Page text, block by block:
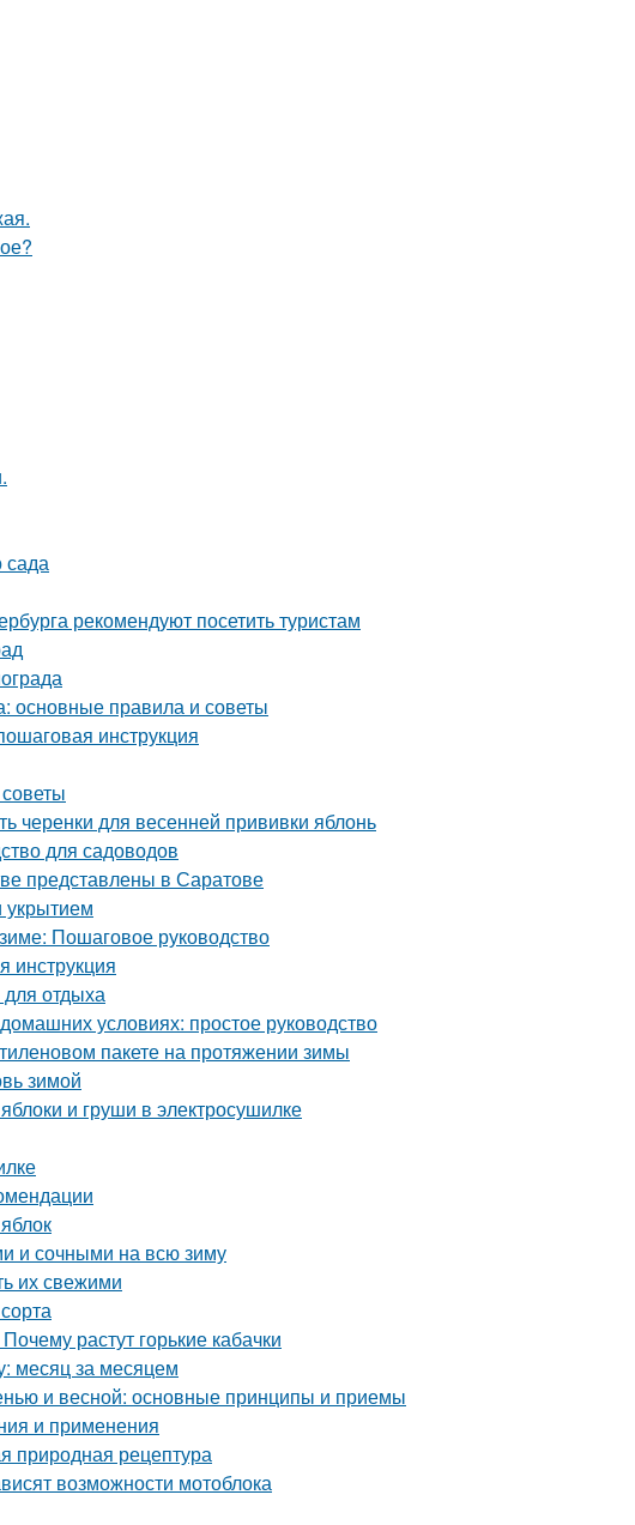
сада
рекомендуют посетить туристам
основные правила и советы
инструкция
черенки для весенней прививки яблонь
для садоводов
представлены в Саратове
укрытием
Пошаговое руководство
инструкция
отдыха
условиях: простое руководство
пакете на протяжении зимы
зимой
и груши в электросушилке
и сочными на всю зиму
их свежими
растут горькие кабачки
месяц за месяцем
и весной: основные принципы и приемы
и применения
природная рецептура
возможности мотоблока